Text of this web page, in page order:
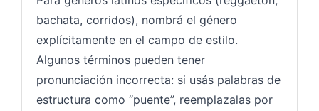
bachata, corridos), nombrá el género
explícitamente en el campo de estilo.
Algunos términos pueden tener
pronunciación incorrecta: si usás palabras de
estructura como “puente”, reemplazalas por